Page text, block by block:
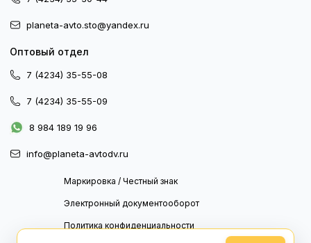
planeta-avto.sto@yandex.ru
Оптовый отдел
7 (4234) 35-55-08
7 (4234) 35-55-09
8 984 189 19 96
info@planeta-avtodv.ru
Маркировка / Честный знак
Электронный документооборот
Политика конфиденциальности